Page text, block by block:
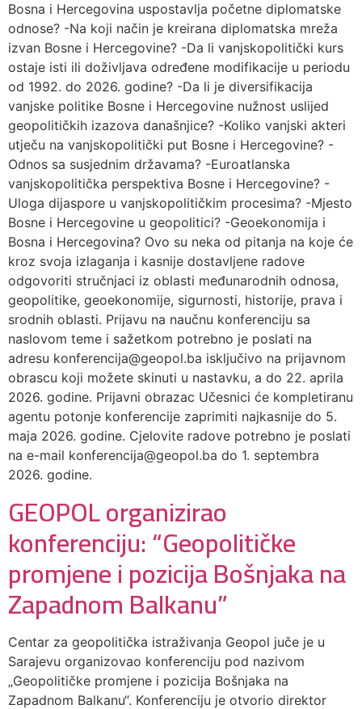
Bosna i Hercegovina uspostavlja početne diplomatske
odnose? -Na koji način je kreirana diplomatska mreža
izvan Bosne i Hercegovine? -Da li vanjskopolitički kurs
ostaje isti ili doživljava određene modifikacije u periodu
od 1992. do 2026. godine? -Da li je diversifikacija
vanjske politike Bosne i Hercegovine nužnost uslijed
geopolitičkih izazova današnjice? -Koliko vanjski akteri
utječu na vanjskopolitički put Bosne i Hercegovine? -
Odnos sa susjednim državama? -Euroatlanska
vanjskopolitička perspektiva Bosne i Hercegovine? -
Uloga dijaspore u vanjskopolitičkim procesima? -Mjesto
Bosne i Hercegovine u geopolitici? -Geoekonomija i
Bosna i Hercegovina? Ovo su neka od pitanja na koje će
kroz svoja izlaganja i kasnije dostavljene radove
odgovoriti stručnjaci iz oblasti međunarodnih odnosa,
geopolitike, geoekonomije, sigurnosti, historije, prava i
srodnih oblasti. Prijavu na naučnu konferenciju sa
naslovom teme i sažetkom potrebno je poslati na
adresu konferencija@geopol.ba isključivo na prijavnom
obrascu koji možete skinuti u nastavku, a do 22. aprila
2026. godine. Prijavni obrazac Učesnici će kompletiranu
agentu potonje konferencije zaprimiti najkasnije do 5.
maja 2026. godine. Cjelovite radove potrebno je poslati
na e-mail konferencija@geopol.ba do 1. septembra
2026. godine.
GEOPOL organizirao
konferenciju: “Geopolitičke
promjene i pozicija Bošnjaka na
Zapadnom Balkanu”
Centar za geopolitička istraživanja Geopol juče je u
Sarajevu organizovao konferenciju pod nazivom
„Geopolitičke promjene i pozicija Bošnjaka na
Zapadnom Balkanu“. Konferenciju je otvorio direktor